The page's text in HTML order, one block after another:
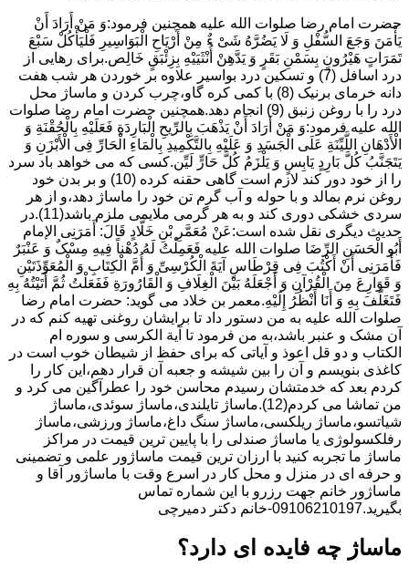
حضرت امام رضا صلوات الله علیه همچنین فرمود:وَ مَنْ أَرَادَ أَنْ
یَأْمَنَ وَجَعَ السُّفْلِ وَ لَا یَضُرَّهُ شَیْ ءٌ مِنْ أَرْیَاحِ الْبَوَاسِیرِ فَلْیَأْکُلْ سَبْعَ
تَمَرَاتٍ هَیْرُونٍ بِسَمْنِ بَقَرٍ وَ یَدَّهِنْ أُنْثَیَیْهِ بِزِئْبَقٍ خَالِص.برای رهایی از
درد اسافل (7) و تسکین درد بواسیر علاوه بر خوردن هر شب هفت
دانه خرمای برنیک (8) با کمی کره گاو،چرب کردن و ماساژ محل
درد را با روغن زنبق (9) انجام دهد.همچنین حضرت امام رضا صلوات
الله علیه فرمود:وَ مَنْ أَرَادَ أَنْ یَذْهَبَ بِالرِّیحِ الْبَارِدَةِ فَعَلَیْهِ بِالْحُقْنَةِ وَ
الْأَدْهَانِ اللَّیِّنَةِ عَلَى الْجَسَدِ وَ عَلَیْهِ بِالتَّکْمِیدِ بِالْمَاءِ الْحَارِّ فِی الْأَبْزَنِ وَ
یَتَجَنَّبُ کُلَّ بَارِدٍ یَابِسٍ وَ یَلْزَمُ کُلَّ حَارٍّ لَیِّن.کسی که می خواهد باد سرد
را از خود دور کند لازم است گاهی حقنه کرده (10) و بر بدن خود
روغن نرم بمالد و با حوله و آب گرم تن خود را ماساژ دهد،و از هر
سردی خشکی دوری کند و به هر گرمی ملایمی ملزم باشد(11).در
حدیث دیگری نقل شده است:عَنْ مُعَمَّرِ بْنِ خَلَّادٍ قَالَ: أَمَرَنِی الإمام
أَبُو الْحَسَنِ الرِّضَا صلوات الله علیه فَعَمِلْتُ لَهُ دُهْناً فِیهِ مِسْکٌ وَ عَنْبَرٌ
فَأَمَرَنِی أَنْ أَکْتُبَ فِی قِرْطَاسٍ آیَةَ الْکُرْسِیِّ وَ أُمَّ الْکِتَابِ وَ الْمُعَوِّذَتَیْنِ
وَ قَوَارِعَ مِنَ الْقُرْآنِ وَ أَجْعَلَهُ بَیْنَ الْغِلَافِ وَ الْقَارُورَةِ فَفَعَلْتُ ثُمَّ أَتَیْتُهُ بِهِ
فَتَغَلَّفَ بِهِ وَ أَنَا أَنْظُرُ إِلَیْهِ.معمر بن خلاد می گوید: حضرت امام رضا
صلوات الله علیه به من دستور داد تا برایشان روغنى تهیه کنم که در
آن مشک و عنبر باشد،به من فرمود تا آیة الکرسى و سوره ام
الکتاب و دو قل اعوذ و آیاتى که براى حفظ از شیطان خوب است در
کاغذى بنویسم و آن را بین شیشه و جعبه آن قرار دهم،این کار را
کردم بعد که خدمتشان رسیدم محاسن خود را عطرآگین می کرد و
من تماشا می کردم(12).ماساژ تایلندی،ماساژ سوئدی،ماساژ
شیاتسو،ماساژ ریلکسی،ماساژ سنگ داغ،ماساژ ورزشی،ماساژ
رفلکسولوژی یا ماساژ صندلی را با پایین ترین قیمت در مراکز
ماساژ ما تجربه کنید با ارزان ترین قیمت ماساژور علمی و تضمینی
و حرفه ای در منزل و محل کار در اسرع وقت با ماساژور آقا و
ماساژور خانم جهت رزرو با این شماره تماس
بگیرید.09106210197-خانم دکتر دمیرچی
ماساژ چه فایده ای دارد؟